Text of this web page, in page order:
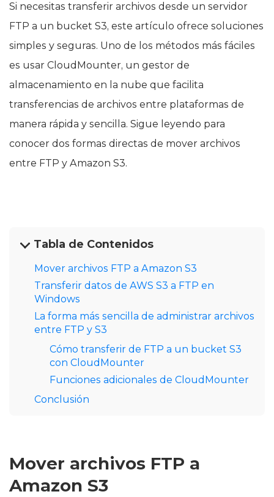
Si necesitas transferir archivos desde un servidor
FTP a un bucket S3, este artículo ofrece soluciones
simples y seguras. Uno de los métodos más fáciles
es usar CloudMounter, un gestor de
almacenamiento en la nube que facilita
transferencias de archivos entre plataformas de
manera rápida y sencilla. Sigue leyendo para
conocer dos formas directas de mover archivos
entre FTP y Amazon S3.
Tabla de Contenidos
Mover archivos FTP a Amazon S3
Transferir datos de AWS S3 a FTP en
Windows
La forma más sencilla de administrar archivos
entre FTP y S3
Cómo transferir de FTP a un bucket S3
con CloudMounter
Funciones adicionales de CloudMounter
Conclusión
Mover archivos FTP a
Amazon S3